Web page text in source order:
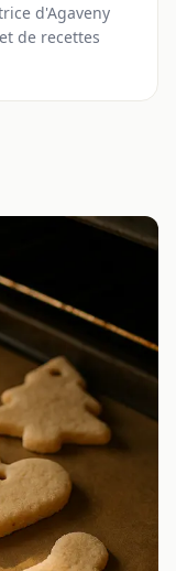
d'Agaveny
de recettes